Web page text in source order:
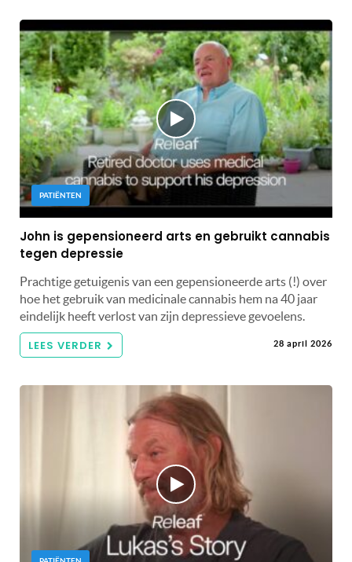
PATIËNTEN
John is gepensioneerd arts en gebruikt cannabis
tegen depressie
Prachtige getuigenis van een gepensioneerde arts (!) over
hoe het gebruik van medicinale cannabis hem na 40 jaar
eindelijk heeft verlost van zijn depressieve gevoelens.
LEES VERDER 28 april 2026